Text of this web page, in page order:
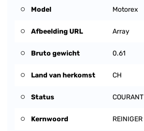
Model Motorex
Afbeelding URL Array
Bruto gewicht 0.61
Land van herkomst CH
Status COURANT
Kernwoord REINIGER